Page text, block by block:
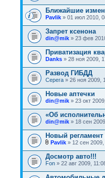
Ближайшие
Pavlik » 01 июл 2010,
Запрет ксенона
din@mik » 23 фев
Приватизация
Danks » 28 ноя 2009,
Развод ГИБДД
Серега » 26 ноя 2009,
Новые аптечки
din@mik » 23 окт
«Об
din@mik » 18 сен
Новый
Pavlik » 12 сен
Досмотр авто!!!
Fon » 22 авг 2009,